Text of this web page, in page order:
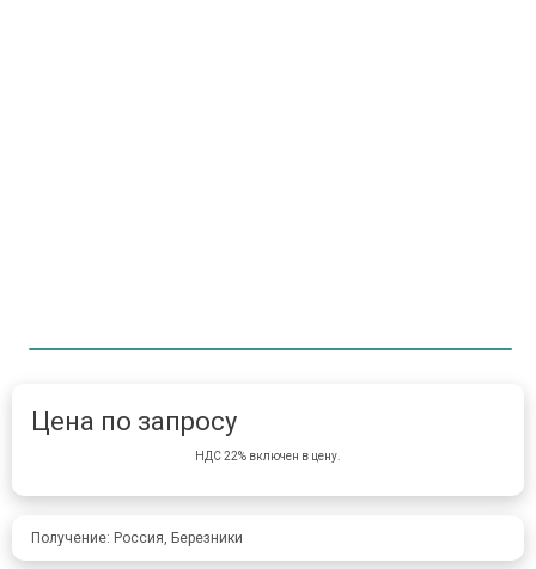
Цена по запросу
НДС 22% включен в цену.
Получение: Россия, Березники